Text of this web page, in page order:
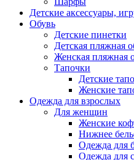
Детские аксессуары,
Обувь
Детские пинетки
Детская пляжная
Женская пляжная
Тапочки
Детские
Женские
Одежда для взрослых
Для женщин
Женские
Нижнее
Одежда для
Одежда для